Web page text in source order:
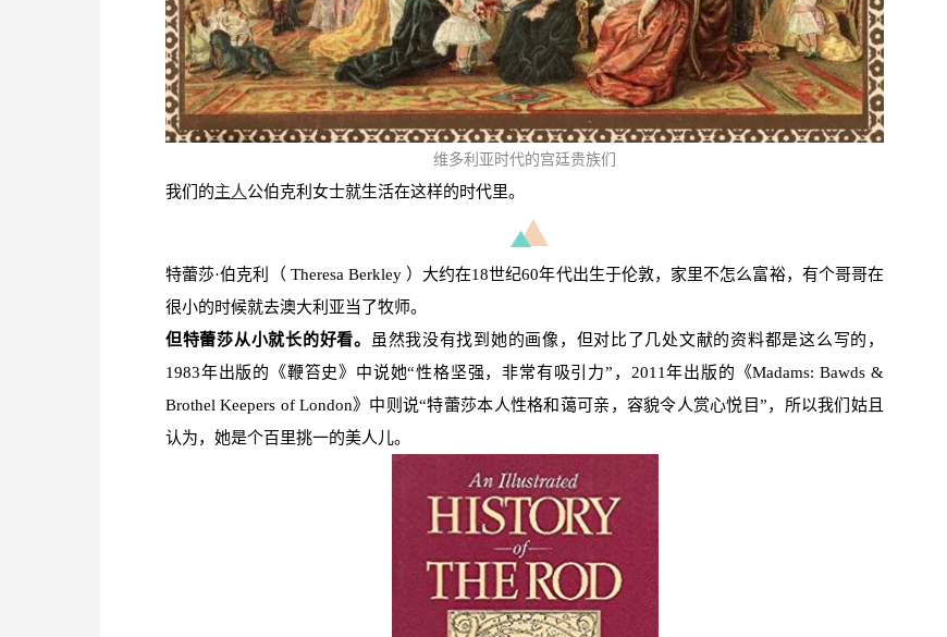
维多利亚时代的宫廷贵族们
我们的主人公伯克利女士就生活在这样的时代里。
特蕾莎·伯克利（ Theresa Berkley ）大约在18世纪60年代出生于伦敦，家里不怎么富裕，有个哥哥在
很小的时候就去澳大利亚当了牧师。
但特蕾莎从小就长的好看。
虽然我没有找到她的画像，但对比了几处文献的资料都是这么写的，
1983年出版的《鞭笞史》中说她“性格坚强，非常有吸引力”，2011年出版的《Madams: Bawds &
Brothel Keepers of London》中则说“特蕾莎本人性格和蔼可亲，容貌令人赏心悦目”，所以我们姑且
认为，她是个百里挑一的美人儿。